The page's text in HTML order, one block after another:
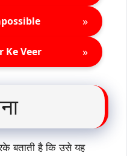
»
Ke Veer »
बताती है कि उसे यह